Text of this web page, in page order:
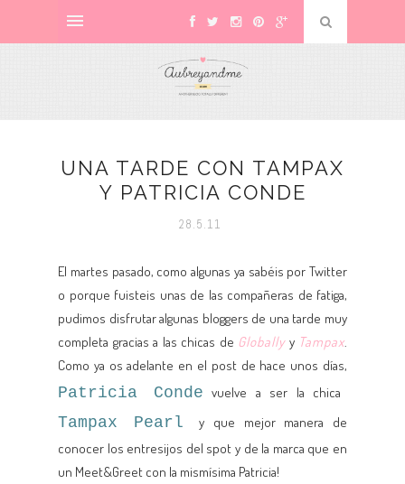
UNA TARDE CON TAMPAX
Y PATRICIA CONDE
28.5.11
El martes pasado, como algunas ya sabéis por Twitter
o porque fuisteis unas de las compañeras de fatiga,
pudimos disfrutar algunas bloggers de una tarde muy
completa gracias a las chicas de Globallyy Tampax.
Como ya os adelante en el post de hace unos días,
Patricia Conde vuelve a ser la chica
Tampax Pearl
y que mejor manera de
conocer los entresijos del spot y de la marca que en
un Meet&Greet con la mismísima Patricia!